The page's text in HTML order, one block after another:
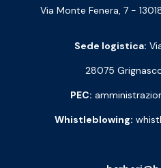
Via Monte Fenera, 7 -
Sede logistica:
28075
PEC:
Whistleblowing: